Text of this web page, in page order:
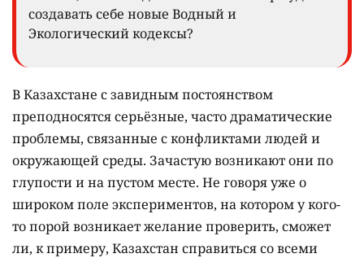
создавать себе новые Водный и
Экологический кодексы?
В Казахстане с завидным постоянством
преподносятся серьёзные, часто драматические
проблемы, связанные с конфликтами людей и
окружающей среды. Зачастую возникают они по
глупости и на пустом месте. Не говоря уже о
широком поле экспериментов, на котором у кого-
то порой возникает желание проверить, сможет
ли, к примеру, Казахстан справиться со всеми